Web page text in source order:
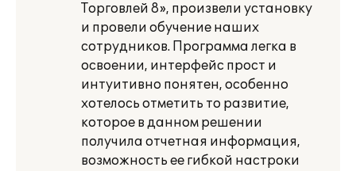
Торговлей 8», произвели установку
и провели обучение наших
сотрудников. Программа легка в
освоении, интерфейс прост и
интуитивно понятен, особенно
хотелось отметить то развитие,
которое в данном решении
получила отчетная информация,
возможность ее гибкой настроки